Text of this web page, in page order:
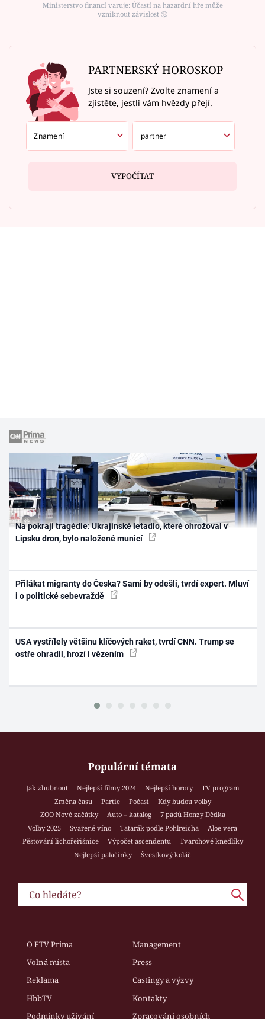
Ministerstvo financí varuje: Účastí na hazardní hře může
vzniknout závislost ⑱
PARTNERSKÝ HOROSKOP
Jste si souzení? Zvolte znamení a
zjistěte, jestli vám hvězdy přejí.
VYPOČÍTAT
Na pokraji tragédie: Ukrajinské letadlo, které ohrožoval v
Lipsku dron, bylo naložené municí
Přilákat migranty do Česka? Sami by odešli, tvrdí expert. Mluví
i o politické sebevraždě
USA vystřílely většinu klíčových raket, tvrdí CNN. Trump se
ostře ohradil, hrozí i vězením
Populární témata
Jak zhubnout Nejlepší filmy 2024 Nejlepší horory
TV program
Změna času
Partie Počasí
Kdy budou volby
ZOO Nové začátky
Auto – katalog
7 pádů Honzy Dědka
Volby 2025
Svařené víno Tatarák podle Pohlreicha
Aloe vera
Pěstování lichořeřišnice
Výpočet ascendentu
Tvarohové knedlíky
Nejlepší palačinky
Švestkový koláč
O FTV Prima
Management
Volná místa
Press
Reklama
Castingy a výzvy
HbbTV
Kontakty
Podmínky užívání
Zpracování osobních